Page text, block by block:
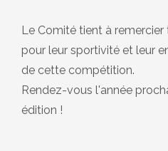
Le Comité tient à
pour leur sportivité et leur
de cette compétition.
Rendez-vous l'année
édition !